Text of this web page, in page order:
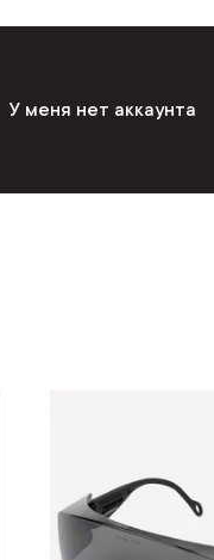
У меня нет аккаунта